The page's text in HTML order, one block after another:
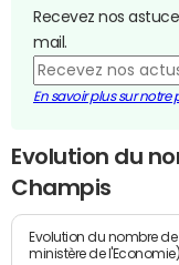
Recevez nos
mail.
En savoir plus sur
Evolution du
Champis
Evolution du nombre
ministère de l'Economie)